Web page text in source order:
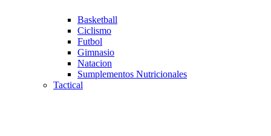
Basketball
Ciclismo
Futbol
Gimnasio
Natacion
Sumplementos Nutricionales
Tactical